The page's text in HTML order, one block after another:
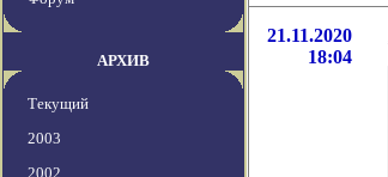
АРХИВ
Текущий
2003
2002
21.11.2020
18:04